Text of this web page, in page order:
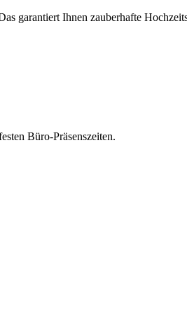
garantiert Ihnen zauberhafte
Büro-Präsenszeiten.